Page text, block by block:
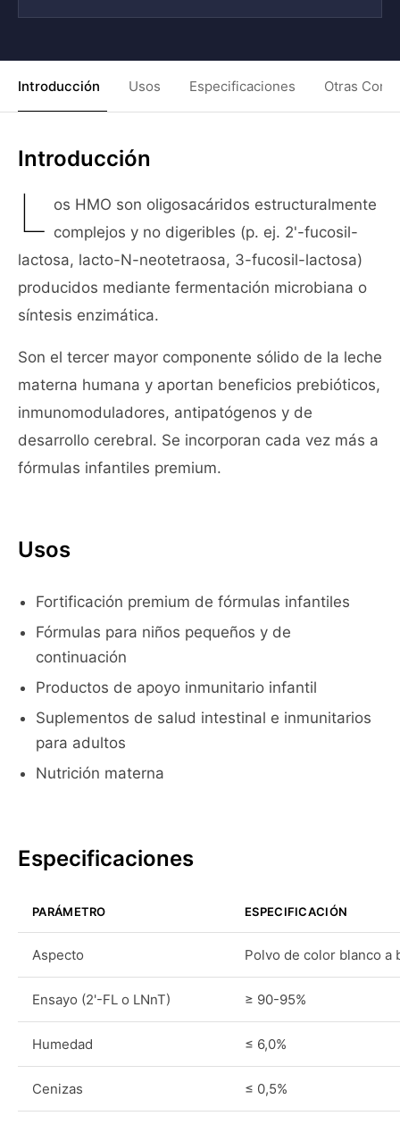
Introducción Usos Especificaciones Otras
Introducción
L os HMO son oligosacáridos estructuralmente
complejos y no digeribles (p. ej. 2'-fucosil-
lactosa, lacto-N-neotetraosa, 3-fucosil-lactosa)
producidos mediante fermentación microbiana o
síntesis enzimática.
Son el tercer mayor componente sólido de la leche
materna humana y aportan beneficios prebióticos,
inmunomoduladores, antipatógenos y de
desarrollo cerebral. Se incorporan cada vez más a
fórmulas infantiles premium.
Usos
Fortificación premium de fórmulas infantiles
Fórmulas para niños pequeños y de
continuación
Productos de apoyo inmunitario infantil
Suplementos de salud intestinal e inmunitarios
para adultos
Nutrición materna
Especificaciones
PARÁMETRO ESPECIFICACIÓN
Aspecto Polvo de color blanco a
Ensayo (2'-FL o LNnT) ≥ 90-95%
Humedad ≤ 6,0%
Cenizas ≤ 0,5%